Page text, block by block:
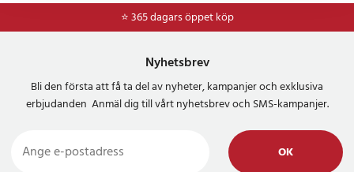
⭐ 365 dagars öppet köp
Nyhetsbrev
Bli den första att få ta del av nyheter, kampanjer och exklusiva
erbjudanden Anmäl dig till vårt nyhetsbrev och SMS-kampanjer.
OK